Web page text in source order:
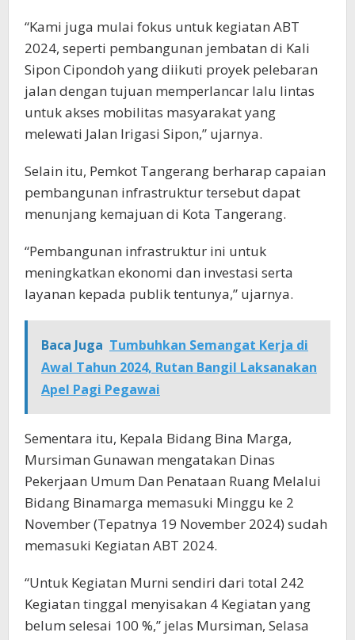
“Kami juga mulai fokus untuk kegiatan ABT
2024, seperti pembangunan jembatan di Kali
Sipon Cipondoh yang diikuti proyek pelebaran
jalan dengan tujuan memperlancar lalu lintas
untuk akses mobilitas masyarakat yang
melewati Jalan Irigasi Sipon,” ujarnya.
Selain itu, Pemkot Tangerang berharap capaian
pembangunan infrastruktur tersebut dapat
menunjang kemajuan di Kota Tangerang.
“Pembangunan infrastruktur ini untuk
meningkatkan ekonomi dan investasi serta
layanan kepada publik tentunya,” ujarnya.
Baca Juga Tumbuhkan Semangat Kerja di
Awal Tahun 2024, Rutan Bangil Laksanakan
Apel Pagi Pegawai
Sementara itu, Kepala Bidang Bina Marga,
Mursiman Gunawan mengatakan Dinas
Pekerjaan Umum Dan Penataan Ruang Melalui
Bidang Binamarga memasuki Minggu ke 2
November (Tepatnya 19 November 2024) sudah
memasuki Kegiatan ABT 2024.
“Untuk Kegiatan Murni sendiri dari total 242
Kegiatan tinggal menyisakan 4 Kegiatan yang
belum selesai 100 %,” jelas Mursiman, Selasa